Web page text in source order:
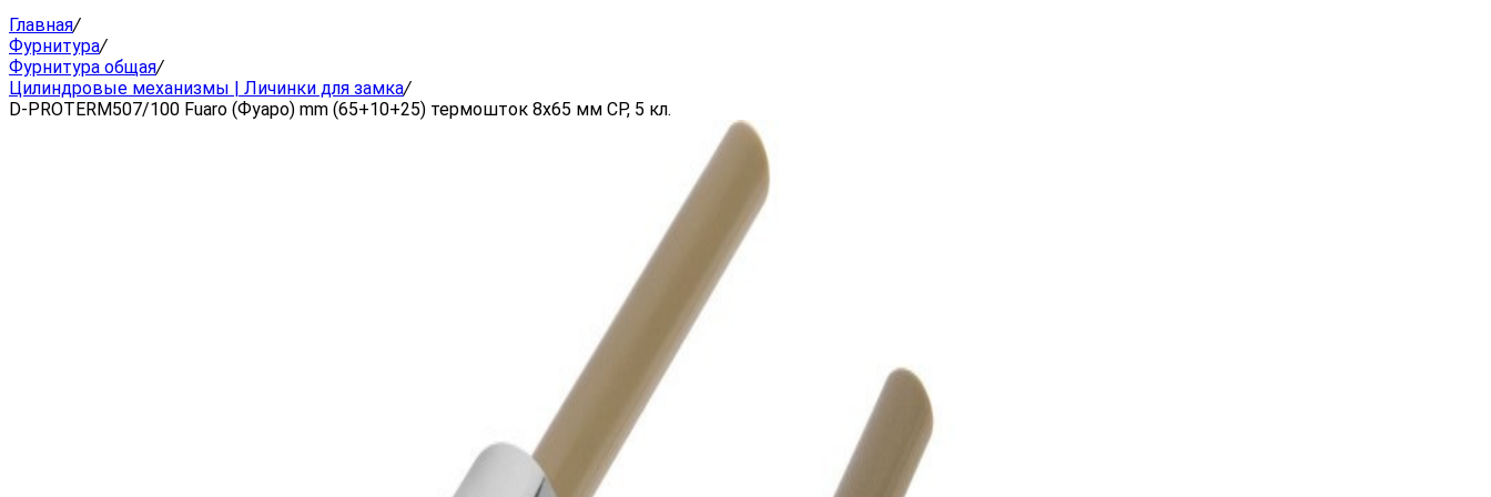
Главная/
Фурнитура/
Фурнитура общая/
Цилиндровые механизмы | Личинки для замка/
D-PROTERM507/100 Fuaro (Фуаро) mm (65+10+25) термошток 8х65 мм CP, 5 кл.